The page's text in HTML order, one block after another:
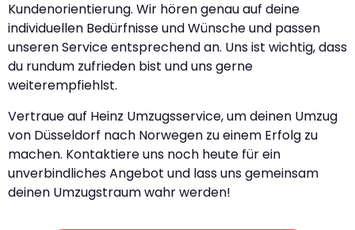
Kundenorientierung. Wir hören genau auf deine
individuellen Bedürfnisse und Wünsche und passen
unseren Service entsprechend an. Uns ist wichtig, dass
du rundum zufrieden bist und uns gerne
weiterempfiehlst.
Vertraue auf Heinz Umzugsservice, um deinen Umzug
von Düsseldorf nach Norwegen zu einem Erfolg zu
machen. Kontaktiere uns noch heute für ein
unverbindliches Angebot und lass uns gemeinsam
deinen Umzugstraum wahr werden!